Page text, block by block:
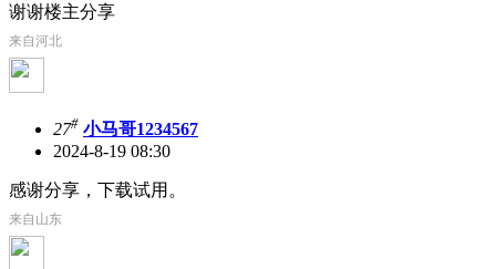
谢谢楼主分享
来自河北
27# 小马哥1234567
2024-8-19 08:30
感谢分享，下载试用。
来自山东